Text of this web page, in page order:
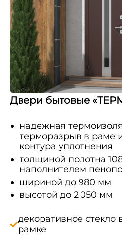
Двери бытовые
надежная
терморазрыв в раме
контура уплотнения
толщиной полотна
наполнителем
шириной до 980 мм
высотой до 2 050 мм
декоративное
рамке